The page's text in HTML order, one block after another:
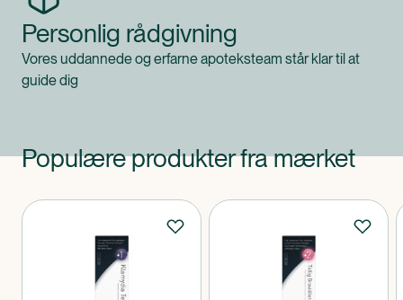
Personlig rådgivning
Vores uddannede og erfarne apoteksteam står klar til at
guide dig
Populære produkter fra mærket
Produkter